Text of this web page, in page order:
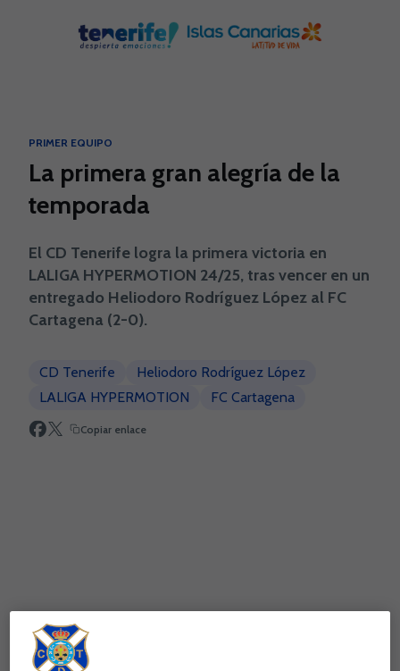
PRIMER EQUIPO
La primera gran alegría de la
temporada
El CD Tenerife logra la primera victoria en
LALIGA HYPERMOTION 24/25, tras vencer en un
entregado Heliodoro Rodríguez López al FC
Cartagena (2-0).
CD Tenerife
Heliodoro Rodríguez López
LALIGA HYPERMOTION
FC Cartagena
Copiar enlace